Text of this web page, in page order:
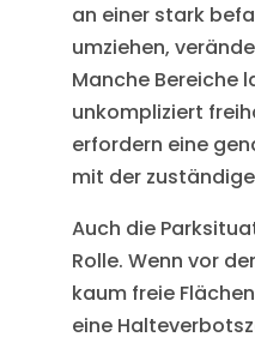
an einer stark
umziehen,
Manche Bereiche
unkompliziert
erfordern eine
mit der
Auch die
Rolle. Wenn vor
kaum freie
eine